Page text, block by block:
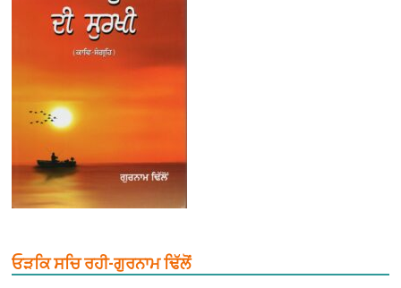
ਓੜਕਿ ਸਚਿ ਰਹੀ-ਗੁਰਨਾਮ ਢਿੱਲੋਂ